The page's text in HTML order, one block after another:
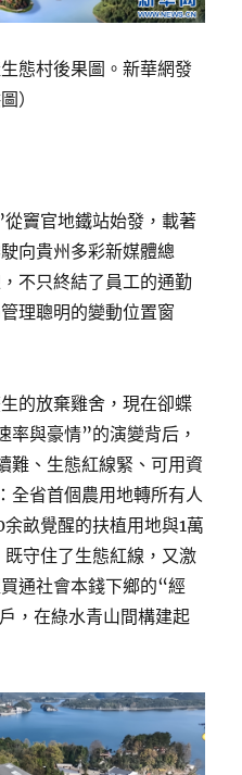
態村後果圖。新華網發
）
竇官地鐵站始發，載著
向貴州多彩新媒體總
不只終結了員工的通勤
理聰明的變動位置窗
的放棄雞舍，現在卻蝶
率與豪情”的演變背后，
難、生態紅線緊、可用資
全省首個農用地轉所有人
畝覺醒的扶植用地與1萬
守住了生態紅線，又激
通社會本錢下鄉的“經
，在綠水青山間構建起